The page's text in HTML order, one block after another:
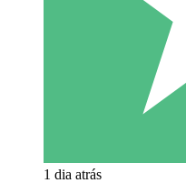
1 dia atrás